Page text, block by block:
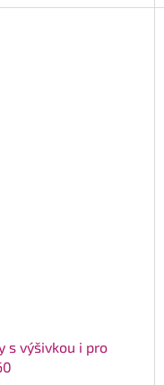
s výšivkou i pro